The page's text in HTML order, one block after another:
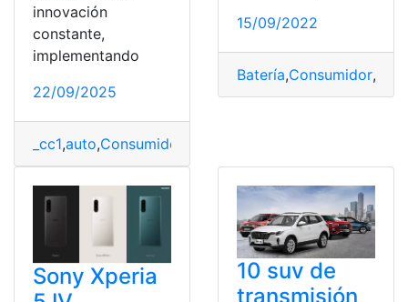
innovación
constante,
implementando
22/09/2025
_cc1,auto,Consumidor
15/09/2022
Batería,Consumidor,
Sony Xperia
10 suv de
transmisión